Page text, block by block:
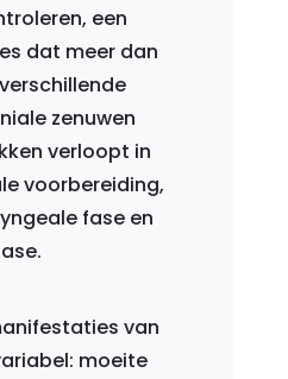
een
dat meer dan
zenuwen
verloopt in
voorbereiding,
fase en
van
moeite